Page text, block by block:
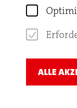
ALLE
Arbeit für den
Lucky Seven -
wurde sie
FireWorks
Dance, am